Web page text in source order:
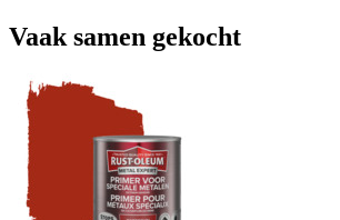
Vaak samen gekocht